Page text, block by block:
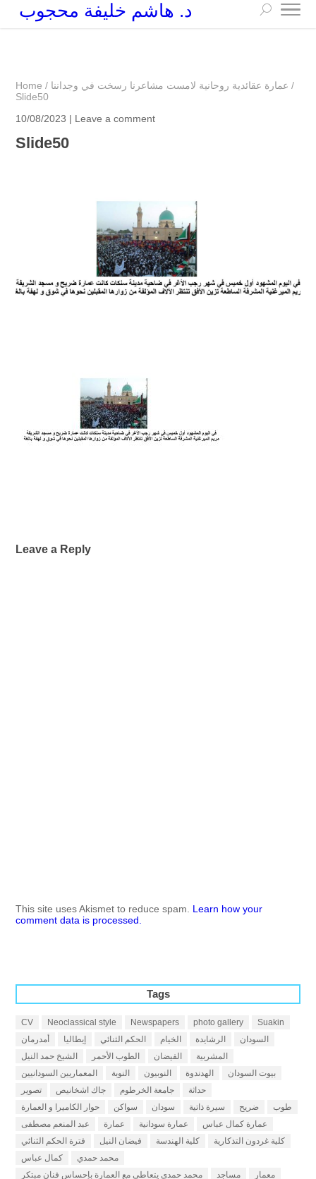
د. هاشم خليفة محجوب
Home / عمارة عقائدية روحانية لامست مشاعرنا رسخت في وجداننا /
Slide50
10/08/2023 | Leave a comment
Slide50
Leave a Reply
This site uses Akismet to reduce spam. Learn how your
comment data is processed.
Tags
CV Neoclassical style Newspapers photo gallery
Suakin
أمدرمان
إيطاليا الحكم الثنائي الخيام الرشايدة
السودان
الشيخ حمد النيل
الطوب الأحمر الفيضان
المشربية
المعماريين السودانيين
النوبة النوبيون الهدندوة
بيوت السودان
تصوير
جاك اشخانيص جامعة الخرطوم
حداثة
حوار الكاميرا و العمارة
سواكن سودان سيرة ذاتية ضريح
طوب
عبد المنعم مصطفى
عمارة عمارة سودانية
عمارة كمال عباس
فترة الحكم الثنائي
فيضان النيل كلية الهندسة
كلية غردون التذكارية
كمال عباس
محمد حمدي
محمد حمدي يتعاطى مع العمارة بإحساس فنان مبتكر
مساجد
معمار